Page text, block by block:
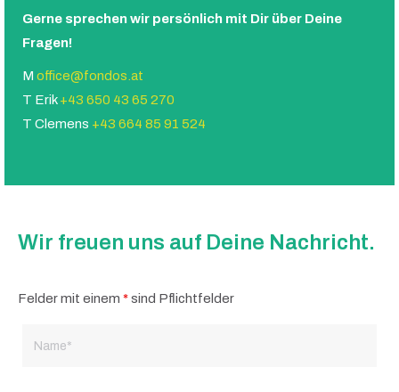
Gerne sprechen wir persönlich mit Dir über Deine
Fragen!
M office@fondos.at
T Erik+43 650 43 65 270
T Clemens +43 664 85 91 524
Wir freuen uns auf Deine Nachricht.
Felder mit einem *sind Pflichtfelder